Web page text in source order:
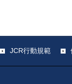
JCR行動規範